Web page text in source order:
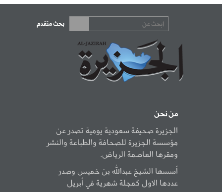
بحث متقدم
من نحن
الجزيرة صحيفة سعودية يومية تصدر عن
مؤسسة الجزيرة للصحافة والطباعة والنشر
ومقرها العاصمة الرياض.
أسسها الشيخ عبدالله بن خميس وصدر
عددها الاول كمجلة شهرية في أبريل